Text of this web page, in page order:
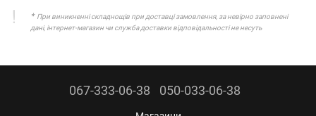
*При виникненні складнощів при доставці замовлення, за невірно заповнені
дані, інтернет-магазин чи служба доставки відповідальності не несуть
067-333-06-38 050-033-06-38